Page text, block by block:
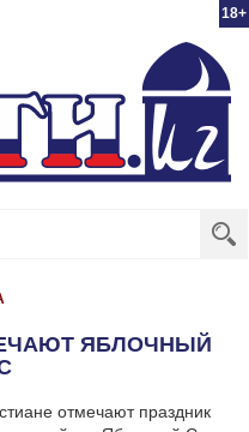
18+
ЯБЛОЧНЫЙ
отмечают праздник